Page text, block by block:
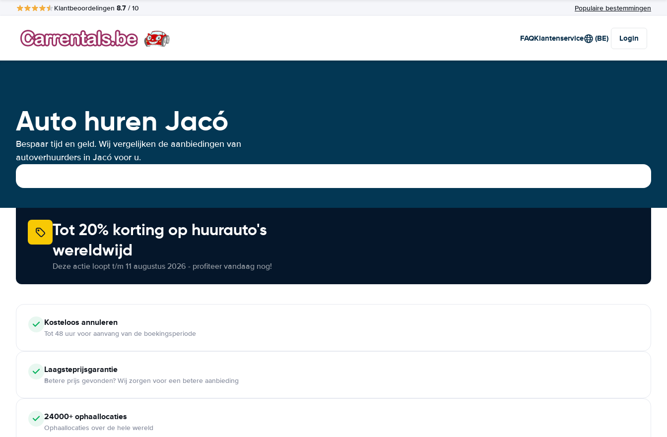
Klantbeoordelingen 8.7 / 10 Populaire bestemmingen
FAQKlantenservice (BE) Login
Auto huren Jacó
Bespaar tijd en geld. Wij vergelijken de aanbiedingen van
autoverhuurders in Jacó voor u.
Tot 20% korting op huurauto's
wereldwijd
Deze actie loopt t/m 11 augustus 2026 - profiteer vandaag nog!
Kosteloos annuleren
Tot 48 uur voor aanvang van de boekingsperiode
Laagsteprijsgarantie
Betere prijs gevonden? Wij zorgen voor een betere aanbieding
24000+ophaallocaties
Ophaallocaties over de hele wereld